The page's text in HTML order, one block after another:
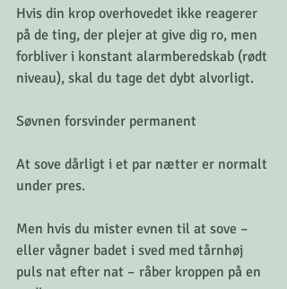
Hvis din krop overhovedet ikke reagerer
på de ting, der plejer at give dig ro, men
forbliver i konstant alarmberedskab (rødt
niveau), skal du tage det dybt alvorligt.
Søvnen forsvinder permanent
At sove dårligt i et par nætter er normalt
under pres.
Men hvis du mister evnen til at sove –
eller vågner badet i sved med tårnhøj
puls nat efter nat – råber kroppen på en